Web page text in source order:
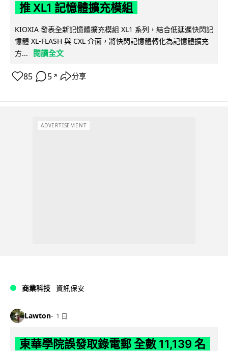
推 XL1 記憶體擴充模組
KIOXIA 發表全新記憶體擴充模組 XL1 系列，結合低延遲快閃記
憶體 XL-FLASH 與 CXL 介面，將快閃記憶體轉化為記憶體擴充
方...
閱讀全文
85 5 ↗ 分享
ADVERTISEMENT
商業科技 資訊保安
Lawton 1 日
東華學院誤發取錄電郵 全數 11,139 名